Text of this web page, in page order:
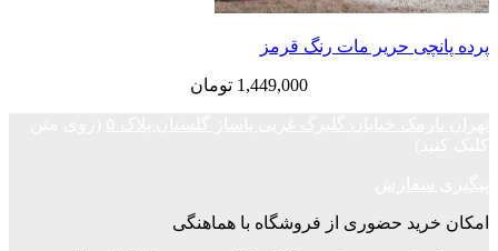
پرده پانچی حریر مات رنگ قرمز
1,449,000 تومان
امکان خرید حضوری از فروشگاه با هماهنگی